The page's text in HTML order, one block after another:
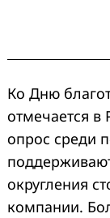
Ко Дню
отмечается в
опрос среди
округления
компании.